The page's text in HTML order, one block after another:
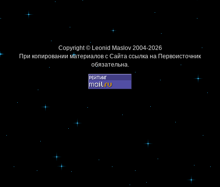
Copyright © Leonid Maslov2004-2026
При копировании материалов с Сайта ссылка на Первоисточник
обязательна.